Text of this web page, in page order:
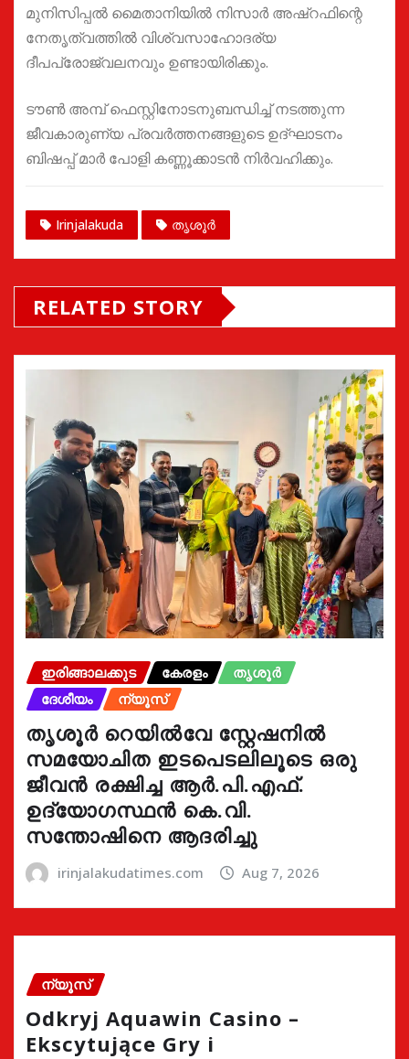
മുനിസിപ്പൽ മൈതാനിയിൽ നിസാർ അഷ്റഫിന്റെ
നേതൃത്വത്തിൽ വിശ്വസാഹോദര്യ
ദീപപ്രോജ്വലനവും ഉണ്ടായിരിക്കും.
ടൗൺ അമ്പ് ഫെസ്റ്റിനോടനുബന്ധിച്ച് നടത്തുന്ന
ജീവകാരുണ്യ പ്രവർത്തനങ്ങളുടെ ഉദ്ഘാടനം
ബിഷപ്പ്‌ മാർ പോളി കണ്ണൂക്കാടൻ നിർവഹിക്കും.
Irinjalakuda തൃശൂർ
RELATED STORY
ഇരിങ്ങാലക്കുട കേരളം
തൃശൂർ
ദേശീയം
ന്യൂസ്
തൃശൂർ റെയിൽവേ സ്റ്റേഷനിൽ
സമയോചിത ഇടപെടലിലൂടെ ഒരു
ജീവൻ രക്ഷിച്ച ആർ.പി.എഫ്.
ഉദ്യോഗസ്ഥൻ കെ.വി.
സന്തോഷിനെ ആദരിച്ചു
irinjalakudatimes.com Aug 7, 2026
ന്യൂസ്
Odkryj Aquawin Casino –
Ekscytujące Gry i